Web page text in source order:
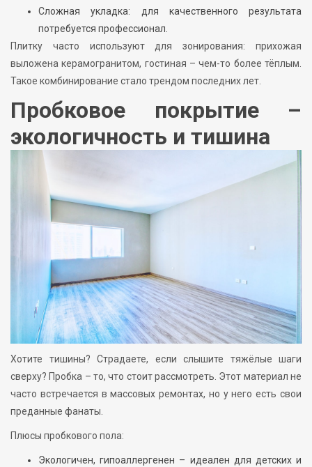
Сложная укладка: для качественного результата
потребуется профессионал.
Плитку часто используют для зонирования: прихожая
выложена керамогранитом, гостиная – чем-то более тёплым.
Такое комбинирование стало трендом последних лет.
Пробковое покрытие –
экологичность и тишина
Хотите тишины? Страдаете, если слышите тяжёлые шаги
сверху? Пробка – то, что стоит рассмотреть. Этот материал не
часто встречается в массовых ремонтах, но у него есть свои
преданные фанаты.
Плюсы пробкового пола:
Экологичен, гипоаллергенен – идеален для детских и